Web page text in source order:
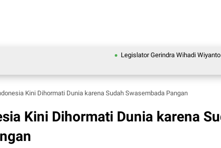
Legislator Gerindra Wihadi Wiyanto Ajak
Kini Dihormati Dunia karena Sudah Swasembada Pangan
Kini Dihormati Dunia karena